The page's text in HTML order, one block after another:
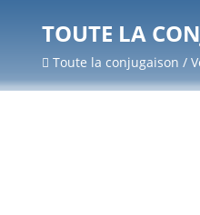
TOUTE LA
Toute la conjugaison /